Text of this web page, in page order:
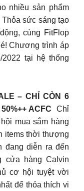
nhiều sản phẩm
sức sáng tạo
cùng FitFlop
Chương trình áp
tại hệ thống
– CHỈ CÒN 6
ACFC
Chỉ
mua sắm hàng
items thời thượng
đang diễn ra đến
cửa hàng Calvin
cơ hội tuyệt vời
để thỏa thích vi